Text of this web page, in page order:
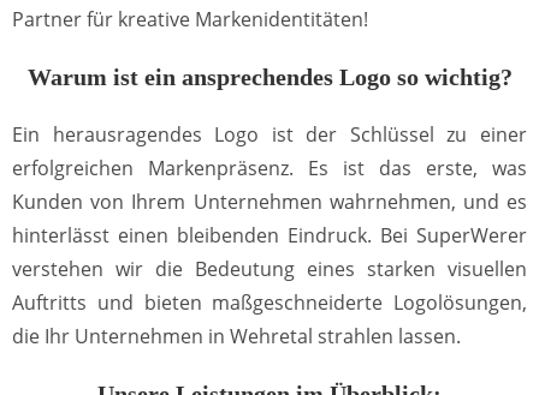
Partner für kreative Markenidentitäten!
Warum ist ein ansprechendes Logo so wichtig?
Ein herausragendes Logo ist der Schlüssel zu einer
erfolgreichen Markenpräsenz. Es ist das erste, was
Kunden von Ihrem Unternehmen wahrnehmen, und es
hinterlässt einen bleibenden Eindruck. Bei SuperWerer
verstehen wir die Bedeutung eines starken visuellen
Auftritts und bieten maßgeschneiderte Logolösungen,
die Ihr Unternehmen in Wehretal strahlen lassen.